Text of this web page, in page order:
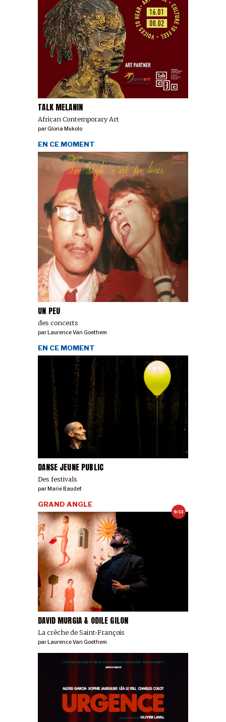
TALK MELANIN
African Contemporary Art
parGloria Mukolo
UN PEU
des concerts
EN CE MOMENT
parLaurence Van Goethem
DANSE JEUNE PUBLIC
Des festivals
EN CE MOMENT
par Marie Baudet
9/13
DAVID MURGIA & ODILE GILON
La crèche de Saint-François
GRAND ANGLE
par Laurence Van Goethem